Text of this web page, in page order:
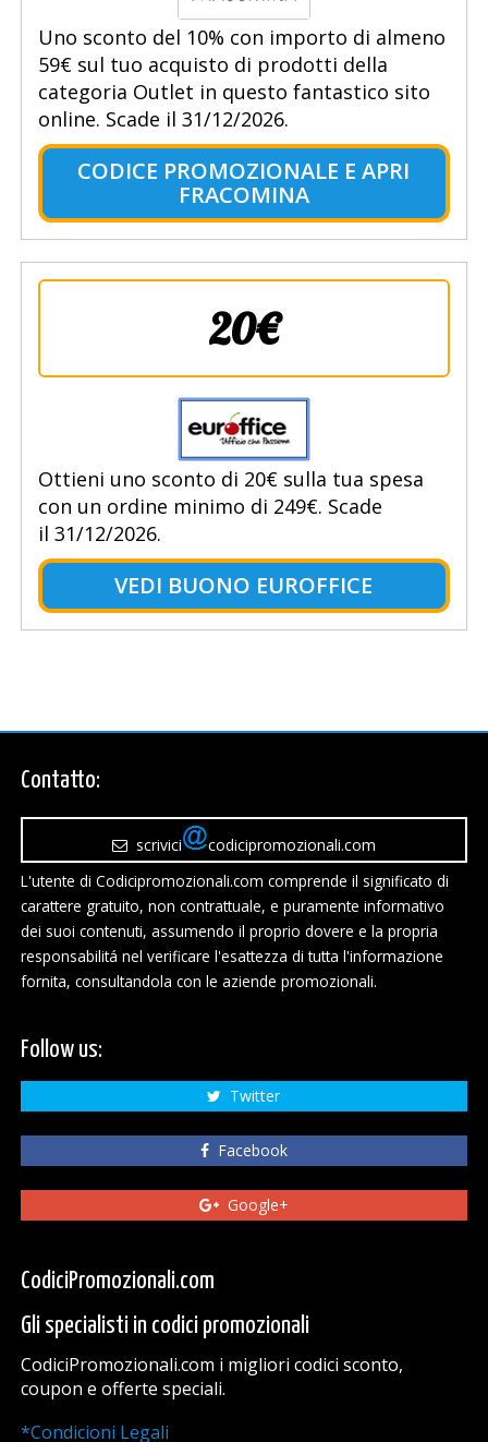
Uno sconto del 10% con importo di almeno
59€ sul tuo acquisto di prodotti della
categoria Outlet in questo fantastico sito
online. Scade il 31/12/2026.
CODICE PROMOZIONALE E APRI
FRACOMINA
20€
Ottieni uno sconto di 20€ sulla tua spesa
con un ordine minimo di 249€. Scade
il 31/12/2026.
VEDI BUONO EUROFFICE
Contatto:
scrivici
codicipromozionali.com
L'utente di Codicipromozionali.com comprende il significato di
carattere gratuito, non contrattuale, e puramente informativo
dei suoi contenuti, assumendo il proprio dovere e la propria
responsabilitá nel verificare l'esattezza di tutta l'informazione
fornita, consultandola con le aziende promozionali.
Follow us:
Twitter
Facebook
Google+
CodiciPromozionali.com
Gli specialisti in codici promozionali
CodiciPromozionali.com i migliori codici sconto,
coupon e offerte speciali.
*Condicioni Legali